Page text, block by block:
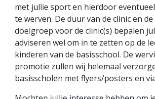
met jullie sport en hierdoor
te werven. De duur van de clinic en
doelgroep voor de clinic(s) bepalen
adviseren wel om in te zetten op de
kinderen van de basisschool. De
promotie zullen wij helemaal
basisscholen met flyers/posters en